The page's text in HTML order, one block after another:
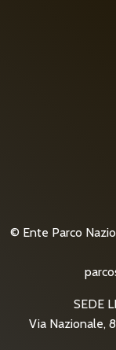
© Ente Parco
SEDE
Via Nazionale,